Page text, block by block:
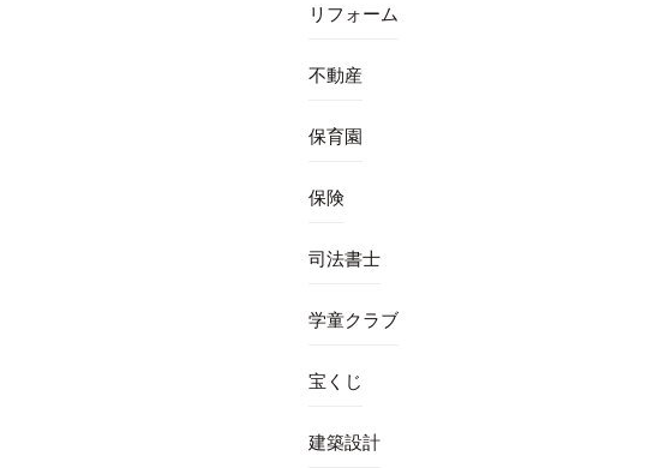
リフォーム
不動産
保育園
保険
司法書士
学童クラブ
宝くじ
建築設計